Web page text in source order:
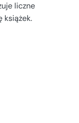
liczne
książek.